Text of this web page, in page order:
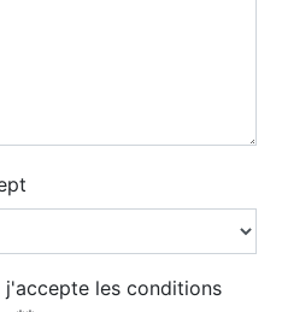
les conditions